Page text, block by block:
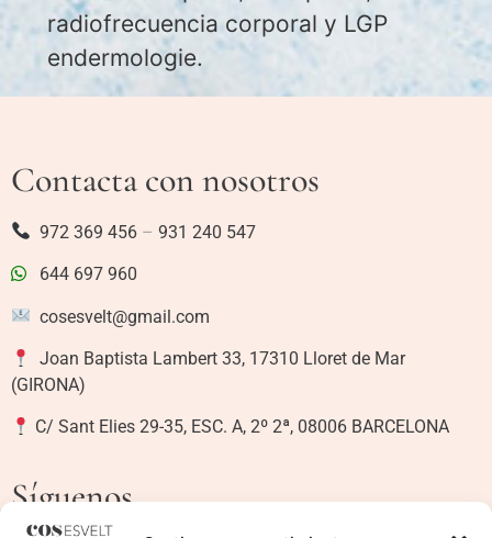
radiofrecuencia corporal y LGP
endermologie.
Contacta con nosotros
972 369 456 –931 240 547
644 697 960
cosesvelt@gmail.com
Joan Baptista Lambert 33, 17310 Lloret de Mar
(GIRONA)
C/ Sant Elies 29-35, ESC. A, 2º 2ª, 08006 BARCELONA
Síguenos